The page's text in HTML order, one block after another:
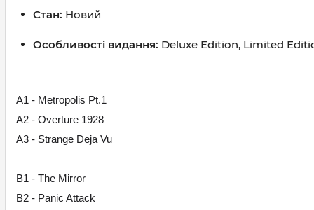
Стан: Новий
Особливості видання: Deluxe Edition, Limited
A1 - Metropolis Pt.1
A2 - Overture 1928
A3 - Strange Deja Vu
B1 - The Mirror
B2 - Panic Attack